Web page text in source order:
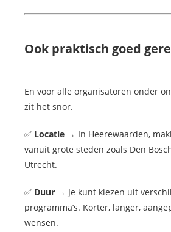
Ook praktisch goed
En voor alle organisatoren onder
zit het snor.
✅ Locatie → In Heerewaarden,
vanuit grote steden zoals Den
Utrecht.
✅ Duur → Je kunt kiezen uit
programma’s. Korter, langer,
wensen.